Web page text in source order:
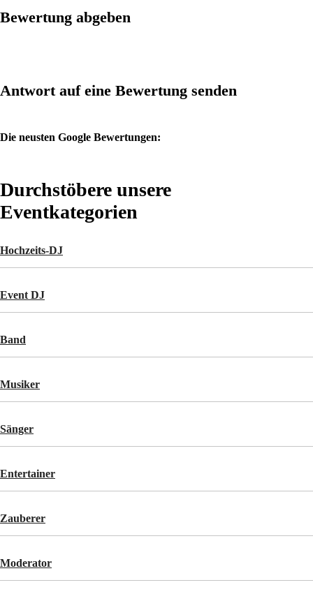
Bewertung abgeben
Antwort auf eine Bewertung senden
Die neusten Google Bewertungen:
Durchstöbere unsere
Eventkategorien
Hochzeits-DJ
Event DJ
Band
Musiker
Sänger
Entertainer
Zauberer
Moderator